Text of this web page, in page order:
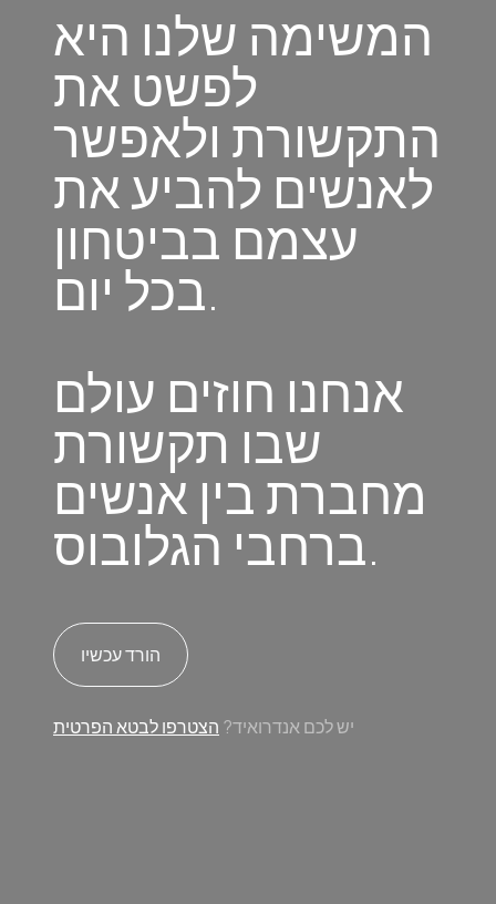
המשימה שלנו היא
לפשט את
התקשורת ולאפשר
לאנשים להביע את
עצמם בביטחון
בכל יום.
אנחנו חוזים עולם
שבו תקשורת
מחברת בין אנשים
ברחבי הגלובוס.
הורד עכשיו
יש לכם אנדרואיד? הצטרפו לבטא הפרטית